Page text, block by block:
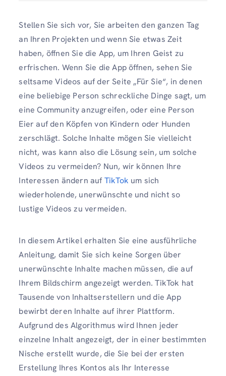
Stellen Sie sich vor, Sie arbeiten den ganzen Tag
an Ihren Projekten und wenn Sie etwas Zeit
haben, öffnen Sie die App, um Ihren Geist zu
erfrischen. Wenn Sie die App öffnen, sehen Sie
seltsame Videos auf der Seite „Für Sie“, in denen
eine beliebige Person schreckliche Dinge sagt, um
eine Community anzugreifen, oder eine Person
Eier auf den Köpfen von Kindern oder Hunden
zerschlägt. Solche Inhalte mögen Sie vielleicht
nicht, was kann also die Lösung sein, um solche
Videos zu vermeiden? Nun, wir können Ihre
Interessen ändern aufTikTok um sich
wiederholende, unerwünschte und nicht so
lustige Videos zu vermeiden.
In diesem Artikel erhalten Sie eine ausführliche
Anleitung, damit Sie sich keine Sorgen über
unerwünschte Inhalte machen müssen, die auf
Ihrem Bildschirm angezeigt werden. TikTok hat
Tausende von Inhaltserstellern und die App
bewirbt deren Inhalte auf ihrer Plattform.
Aufgrund des Algorithmus wird Ihnen jeder
einzelne Inhalt angezeigt, der in einer bestimmten
Nische erstellt wurde, die Sie bei der ersten
Erstellung Ihres Kontos als Ihr Interesse